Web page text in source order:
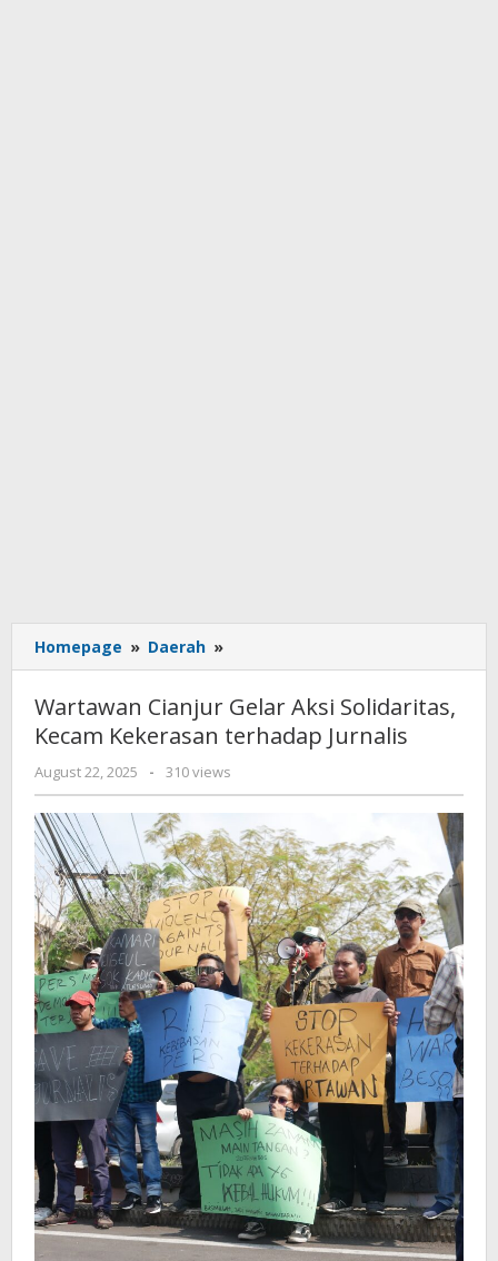
Homepage » Daerah »
Cianjur
Aksi
Solidaritas,
Jurnalis
Wartawan Cianjur Gelar Aksi Solidaritas,
Kecam Kekerasan terhadap Jurnalis
August 22, 2025
by
admin
- 310 views